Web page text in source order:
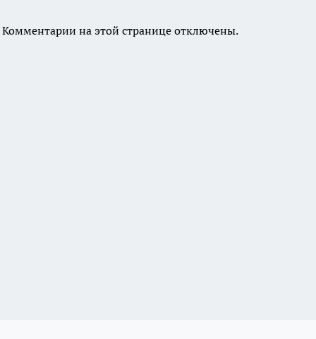
Комментарии на этой странице отключены.